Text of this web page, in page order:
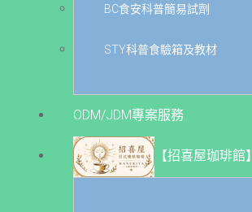
BC食安科普簡易試劑
STY科普食驗箱及教材
ODM/JDM專案服務
【招喜屋珈琲館】